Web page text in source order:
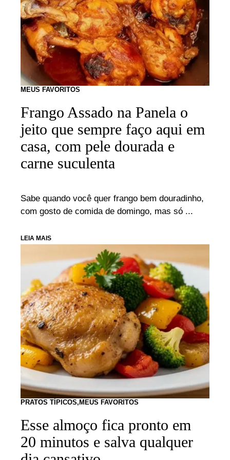
MEUS FAVORITOS
Frango Assado na Panela o
jeito que sempre faço aqui em
casa, com pele dourada e
carne suculenta
Sabe quando você quer frango bem douradinho,
com gosto de comida de domingo, mas só ...
LEIA MAIS
PRATOS TÍPICOS,MEUS FAVORITOS
Esse almoço fica pronto em
20 minutos e salva qualquer